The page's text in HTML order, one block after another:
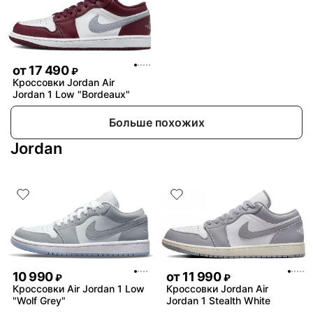
от17 490 ₽
Кроссовки Jordan Air
Jordan 1 Low "Bordeaux"
Больше похожих
Jordan
10 990 ₽
Кроссовки Air Jordan 1 Low
"Wolf Grey"
от11 990 ₽
Кроссовки Jordan Air
Jordan 1 Stealth White